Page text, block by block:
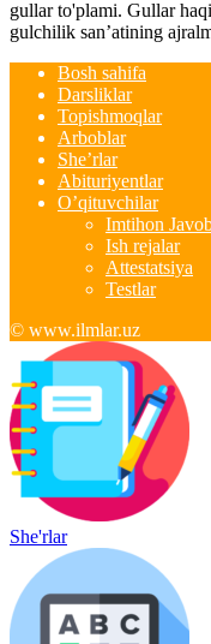
gullar to'plami. Gullar
gulchilik san’atining
Bosh sahifa
Darsliklar
Topishmoqlar
Arboblar
She’rlar
Abituriyentlar
O’qituvchilar
Imtihon
Ish rejalar
Attestatsiya
Testlar
© www.ilmlar.uz
She'rlar